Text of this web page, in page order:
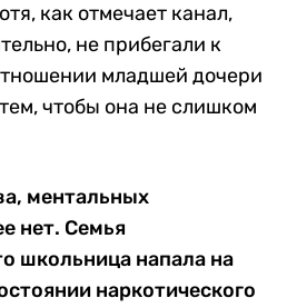
как отмечает канал,
не прибегали к
младшей дочери
чтобы она не слишком
ментальных
нет. Семья
школьница напала на
наркотического